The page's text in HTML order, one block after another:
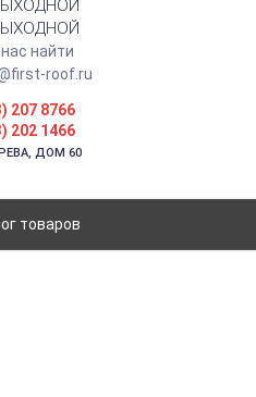
найти
roof.ru
207 8766
202 1466
ДОМ 60
товаров